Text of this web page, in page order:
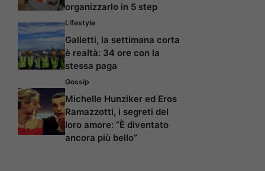
organizzarlo in 5 step
Lifestyle
Galletti, la settimana corta
è realtà: 34 ore con la
stessa paga
Gossip
Michelle Hunziker ed Eros
Ramazzotti, i segreti del
loro amore: “È diventato
ancora più bello”